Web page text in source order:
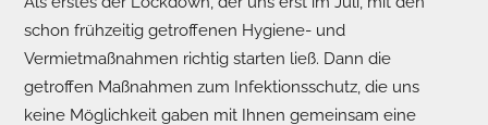
schon frühzeitig getroffenen Hygiene- und
Vermietmaßnahmen richtig starten ließ. Dann die
getroffen Maßnahmen zum Infektionsschutz, die uns
keine Möglichkeit gaben mit Ihnen gemeinsam eine